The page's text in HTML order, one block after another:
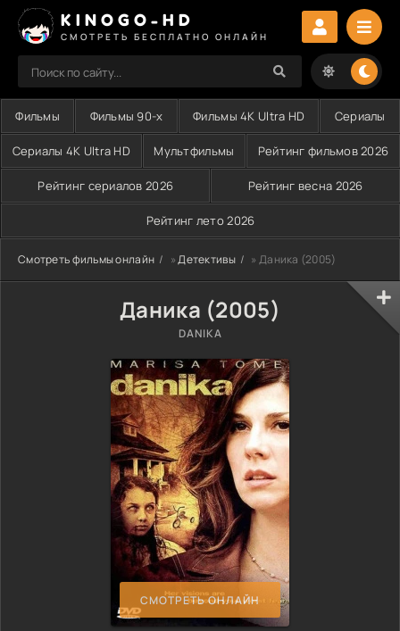
KINOGO-HD
СМОТРЕТЬ БЕСПЛАТНО ОНЛАЙН
Фильмы Фильмы 90-х Фильмы 4K Ultra HD Сериалы
Сериалы 4K Ultra HD Мультфильмы Рейтинг фильмов 2026
Рейтинг сериалов 2026 Рейтинг весна 2026
Рейтинг лето 2026
Смотреть фильмы онлайн »Детективы » Даника (2005)
Даника (2005)
DANIKA
СМОТРЕТЬ ОНЛАЙН